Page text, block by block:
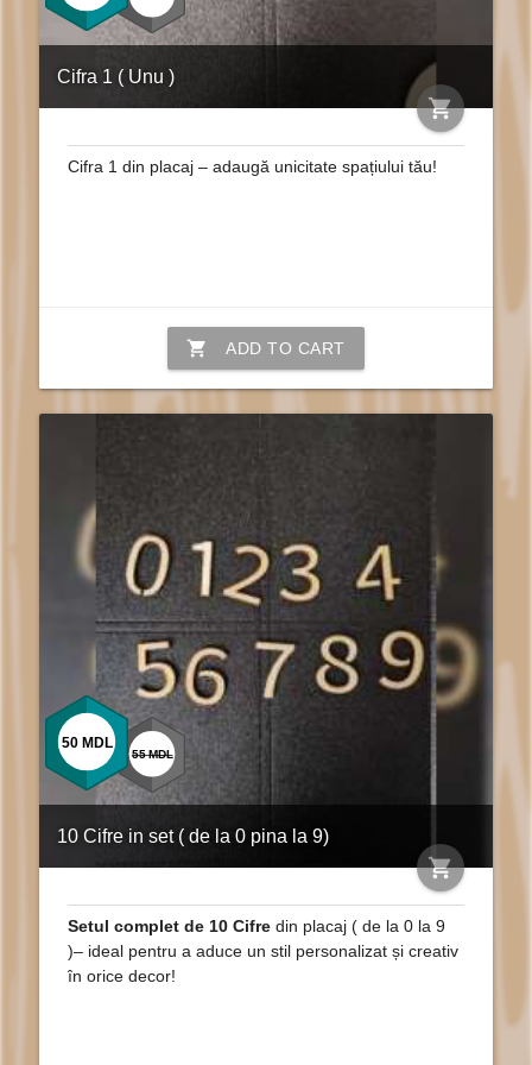
Cifra 1 ( Unu )
shopping_cart
Cifra 1 din placaj – adaugă unicitate spațiului tău!
shopping_cart ADD TO CART
10 Cifre in set ( de la 0 pina la 9)
shopping_cart
50 MDL
55 MDL
Setul complet de 10 Cifredin placaj ( de la 0 la 9
)– ideal pentru a aduce un stil personalizat și creativ
în orice decor!